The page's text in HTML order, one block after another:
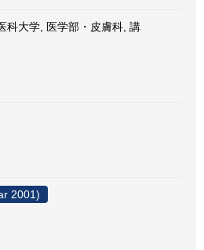
科大学, 医学部・皮膚科, 講
2001)